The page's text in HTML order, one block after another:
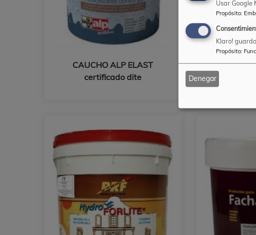
CAUCHO ALP ELAST
certificado dite
BARNIZ
Usar Google
Propósito:
Klaro!
Propósito:
Denegar